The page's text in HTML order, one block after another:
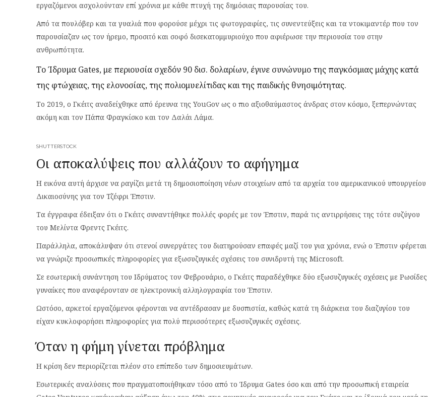
εργαζόμενοι ασχολούνταν επί χρόνια με κάθε πτυχή της δημόσιας παρουσίας του.
Από τα πουλόβερ και τα γυαλιά που φορούσε μέχρι τις φωτογραφίες, τις συνεντεύξεις και τα ντοκιμαντέρ που τον
παρουσίαζαν ως τον ήρεμο, προσιτό και σοφό δισεκατομμυριούχο που αφιέρωσε την περιουσία του στην
ανθρωπότητα.
Το Ίδρυμα Gates, με περιουσία σχεδόν 90 δισ. δολαρίων, έγινε συνώνυμο της παγκόσμιας μάχης κατά
της φτώχειας, της ελονοσίας, της πολιομυελίτιδας και της παιδικής θνησιμότητας.
Το 2019, ο Γκέιτς αναδείχθηκε από έρευνα της YouGov ως ο πιο αξιοθαύμαστος άνδρας στον κόσμο, ξεπερνώντας
ακόμη και τον Πάπα Φραγκίσκο και τον Δαλάι Λάμα.
SHUTTERSTOCK
Οι αποκαλύψεις που αλλάζουν το αφήγημα
Η εικόνα αυτή άρχισε να ραγίζει μετά τη δημοσιοποίηση νέων στοιχείων από τα αρχεία του αμερικανικού υπουργείου
Δικαιοσύνης για τον Τζέφρι Έπστιν.
Τα έγγραφα έδειξαν ότι ο Γκέιτς συναντήθηκε πολλές φορές με τον Έπστιν, παρά τις αντιρρήσεις της τότε συζύγου
του Μελίντα Φρεντς Γκέιτς.
Παράλληλα, αποκάλυψαν ότι στενοί συνεργάτες του διατηρούσαν επαφές μαζί του για χρόνια, ενώ ο Έπστιν φέρεται
να γνώριζε προσωπικές πληροφορίες για εξωσυζυγικές σχέσεις του συνιδρυτή της Microsoft.
Σε εσωτερική συνάντηση του Ιδρύματος τον Φεβρουάριο, ο Γκέιτς παραδέχθηκε δύο εξωσυζυγικές σχέσεις με Ρωσίδες
γυναίκες που αναφέρονταν σε ηλεκτρονική αλληλογραφία του Έπστιν.
Ωστόσο, αρκετοί εργαζόμενοι φέρονται να αντέδρασαν με δυσπιστία, καθώς κατά τη διάρκεια του διαζυγίου του
είχαν κυκλοφορήσει πληροφορίες για πολύ περισσότερες εξωσυζυγικές σχέσεις.
Όταν η φήμη γίνεται πρόβλημα
Η κρίση δεν περιορίζεται πλέον στο επίπεδο των δημοσιευμάτων.
Εσωτερικές αναλύσεις που πραγματοποιήθηκαν τόσο από το Ίδρυμα Gates όσο και από την προσωπική εταιρεία